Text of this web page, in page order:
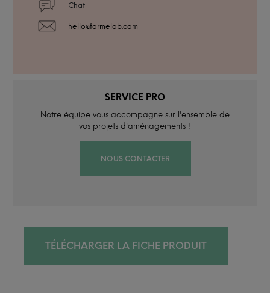
Chat
hello@formelab.com
SERVICE PRO
Notre équipe vous accompagne sur l'ensemble de
vos projets d'aménagements !
NOUS CONTACTER
TÉLÉCHARGER LA FICHE PRODUIT